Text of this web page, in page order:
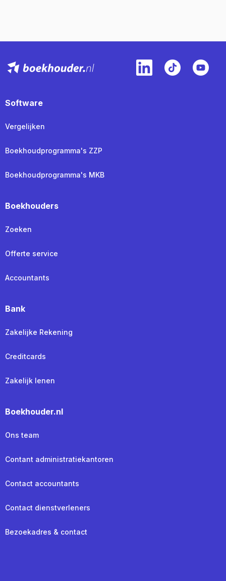
Software
Vergelijken
Boekhoudprogramma's ZZP
Boekhoudprogramma's MKB
Boekhouders
Zoeken
Offerte service
Accountants
Bank
Zakelijke Rekening
Creditcards
Zakelijk lenen
Boekhouder.nl
Ons team
Contant administratiekantoren
Contact accountants
Contact dienstverleners
Bezoekadres & contact